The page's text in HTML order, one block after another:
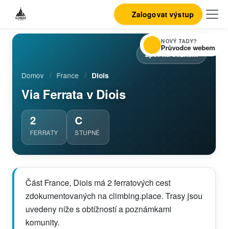
Zalogovat výstup
Zpět na seznam
Domov / France / Diois
Via Ferrata v Diois
2
FERRATY
C
STUPNĚ
Část France, Diois má 2 ferratových cest
zdokumentovaných na climbing.place. Trasy jsou
uvedeny níže s obtížností a poznámkami
komunity.
NOVÝ TADY?
Průvodce webem